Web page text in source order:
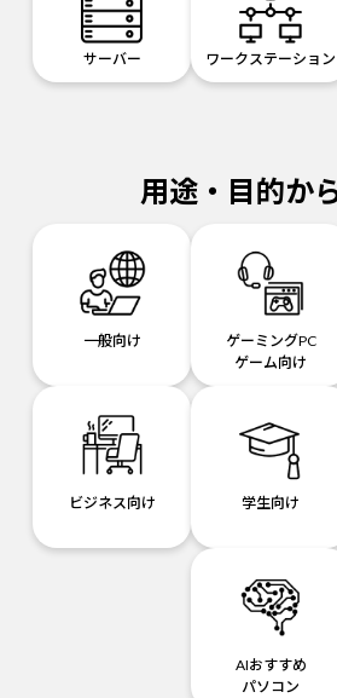
サーバー ワークステーション
用途・目的か
一般向け
ゲーミングPC
ゲーム向け
ビジネス向け 学生向け
AIおすすめ
パソコン